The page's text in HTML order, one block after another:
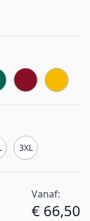
3XL
Vanaf:
€ 66,50